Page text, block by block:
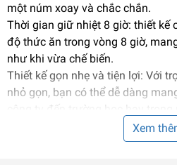
một núm xoay và chắc chắn.
Thời gian giữ nhiệt 8 giờ: thiết kế
độ thức ăn trong vòng 8 giờ,
như khi vừa chế biến.
Thiết kế gọn nhẹ và tiện lợi: Với
nhỏ gọn, bạn có thể dễ dàng
công ty đến trường học hay trong
An toàn và dễ dàng vệ sinh: Với
Xem